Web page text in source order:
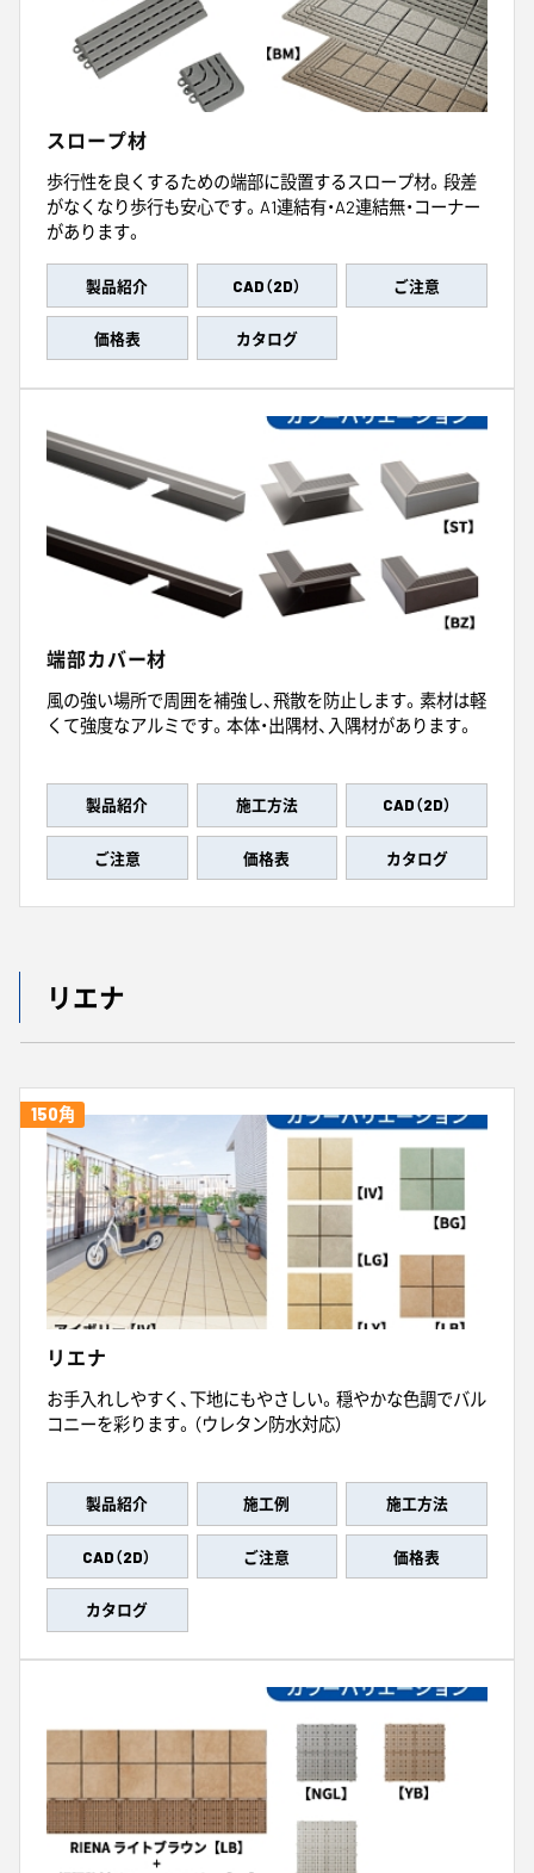
スロープ材
歩行性を良くするための端部に設置するスロープ材。段差
がなくなり歩行も安心です。A1連結有・A2連結無・コーナー
があります。
製品紹介 CAD（2D） ご注意
価格表 カタログ
端部カバー材
風の強い場所で周囲を補強し、飛散を防止します。素材は軽
くて強度なアルミです。本体・出隅材、入隅材があります。
製品紹介 施工方法 CAD（2D）
ご注意 価格表 カタログ
リエナ
150角
リエナ
お手入れしやすく、下地にもやさしい。穏やかな色調でバル
コニーを彩ります。（ウレタン防水対応）
製品紹介 施工例 施工方法
CAD（2D） ご注意 価格表
カタログ